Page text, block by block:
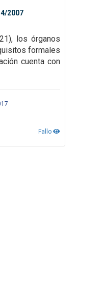
4/2007
los órganos
formales
cuenta con
Fallo